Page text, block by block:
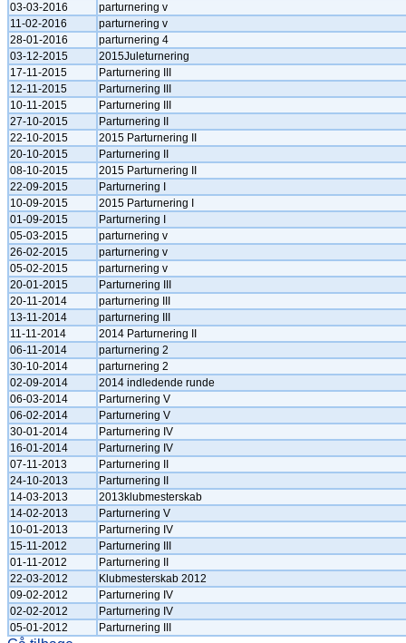
03-03-2016
parturnering v
11-02-2016
parturnering v
28-01-2016
parturnering 4
03-12-2015
2015Juleturnering
17-11-2015
Parturnering III
12-11-2015
Parturnering III
10-11-2015
Parturnering III
27-10-2015
Parturnering II
22-10-2015
2015 Parturnering II
20-10-2015
Parturnering II
08-10-2015
2015 Parturnering II
22-09-2015
Parturnering I
10-09-2015
2015 Parturnering I
01-09-2015
Parturnering I
05-03-2015
parturnering v
26-02-2015
parturnering v
05-02-2015
parturnering v
20-01-2015
Parturnering III
20-11-2014
parturnering III
13-11-2014
parturnering III
11-11-2014
2014 Parturnering II
06-11-2014
parturnering 2
30-10-2014
parturnering 2
02-09-2014
2014 indledende runde
06-03-2014
Parturnering V
06-02-2014
Parturnering V
30-01-2014
Parturnering IV
16-01-2014
Parturnering IV
07-11-2013
Parturnering II
24-10-2013
Parturnering II
14-03-2013
2013klubmesterskab
14-02-2013
Parturnering V
10-01-2013
Parturnering IV
15-11-2012
Parturnering III
01-11-2012
Parturnering II
22-03-2012
Klubmesterskab 2012
09-02-2012
Parturnering IV
02-02-2012
Parturnering IV
05-01-2012
Parturnering III